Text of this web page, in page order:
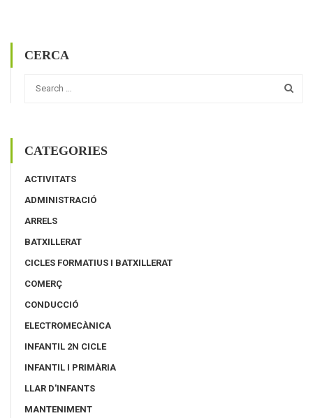
CERCA
CATEGORIES
ACTIVITATS
ADMINISTRACIÓ
ARRELS
BATXILLERAT
CICLES FORMATIUS I BATXILLERAT
COMERÇ
CONDUCCIÓ
ELECTROMECÀNICA
INFANTIL 2N CICLE
INFANTIL I PRIMÀRIA
LLAR D'INFANTS
MANTENIMENT